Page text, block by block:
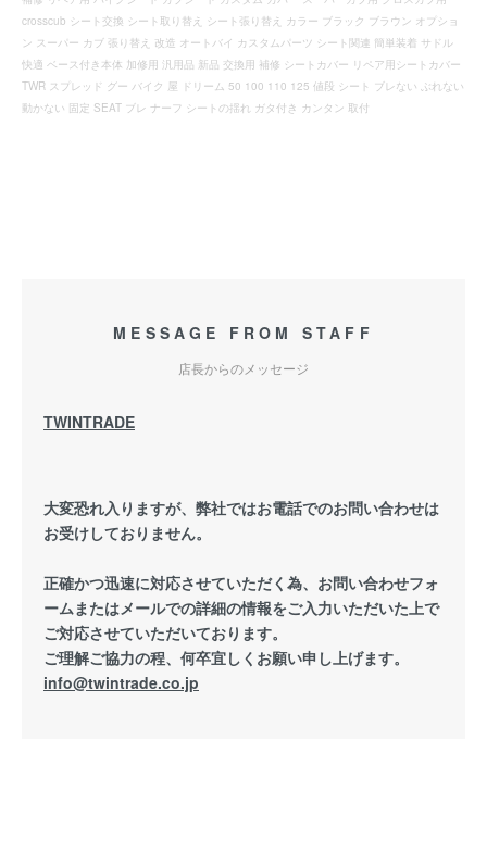
crosscub シート交換 シート取り替え シート張り替え カラー ブラック ブラウン オプショ
ン スーパー カブ 張り替え 改造 オートバイ カスタムパーツ シート関連 簡単装着 サドル
快適 ベース付き本体 加修用 汎用品 新品 交換用 補修 シートカバー リペア用シートカバー
TWR スプレッド グー バイク 屋 ドリーム 50 100 110 125 値段 シート ブレない ぶれない
動かない 固定 SEAT ブレ ナーフ シートの揺れ ガタ付き カンタン 取付
MESSAGE FROM STAFF
店長からのメッセージ
TWINTRADE
大変恐れ入りますが、弊社ではお電話でのお問い合わせは
お受けしておりません。
正確かつ迅速に対応させていただく為、お問い合わせフォ
ームまたはメールでの詳細の情報をご入力いただいた上で
ご対応させていただいております。
ご理解ご協力の程、何卒宜しくお願い申し上げます。
info@twintrade.co.jp